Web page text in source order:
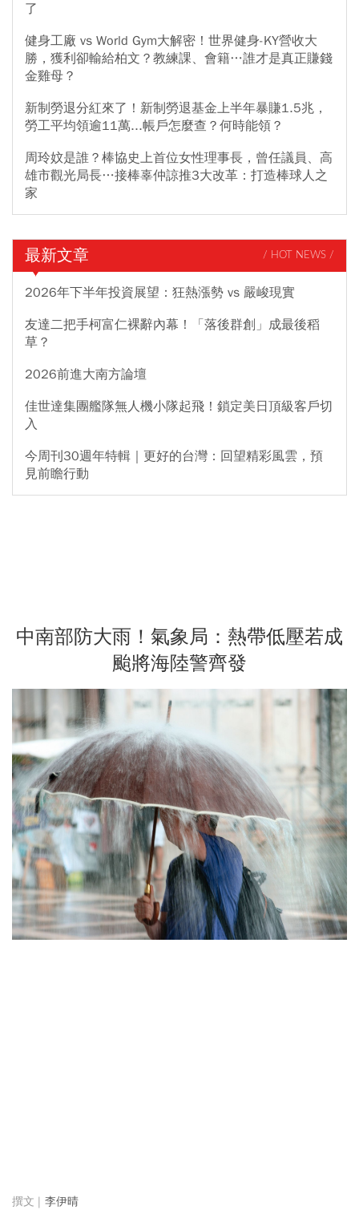
了
健身工廠 vs World Gym大解密！世界健身-KY營收大
勝，獲利卻輸給柏文？教練課、會籍…誰才是真正賺錢
金雞母？
新制勞退分紅來了！新制勞退基金上半年暴賺1.5兆，
勞工平均領逾11萬...帳戶怎麼查？何時能領？
周玲妏是誰？棒協史上首位女性理事長，曾任議員、高
雄市觀光局長…接棒辜仲諒推3大改革：打造棒球人之
家
最新文章 / HOT NEWS /
2026年下半年投資展望：狂熱漲勢 vs 嚴峻現實
友達二把手柯富仁裸辭內幕！「落後群創」成最後稻
草？
2026前進大南方論壇
佳世達集團艦隊無人機小隊起飛！鎖定美日頂級客戶切
入
今周刊30週年特輯｜更好的台灣：回望精彩風雲，預
見前瞻行動
中南部防大雨！氣象局：熱帶低壓若成
颱將海陸警齊發
李伊晴